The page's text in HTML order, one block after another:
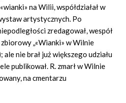
na Wilii, współdziałał w
artystycznych. Po
zredagował, wespół
zbiorowy „«Wianki» w Wilnie
nie brał już większego udziału
publikował. R. zmarł w Wilnie
na cmentarzu